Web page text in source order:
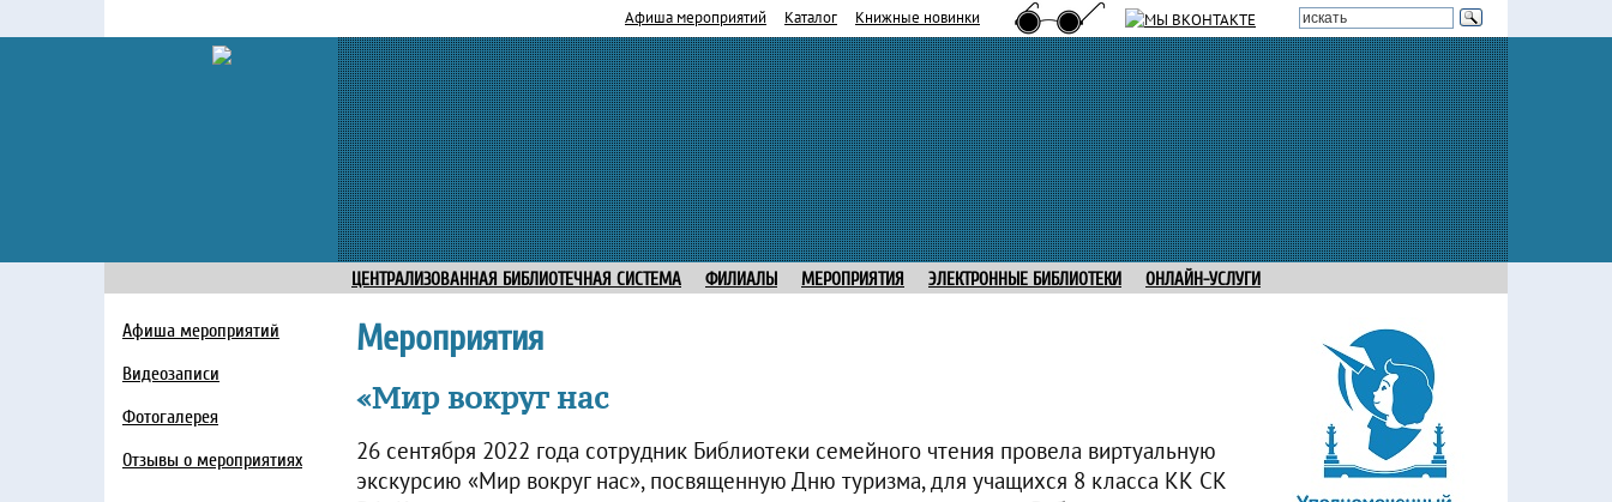
Афиша мероприятий Каталог Книжные новинки
ЦЕНТРАЛИЗОВАННАЯ БИБЛИОТЕЧНАЯ СИСТЕМА ФИЛИАЛЫ МЕРОПРИЯТИЯ ЭЛЕКТРОННЫЕ БИБЛИОТЕКИ ОНЛАЙН-УСЛУГИ
Афиша мероприятий
Видеозаписи
Фотогалерея
Отзывы о мероприятиях
Мероприятия
«Мир вокруг нас
26 сентября 2022 года сотрудник Библиотеки семейного чтения провела виртуальную
экскурсию «Мир вокруг нас», посвященную Дню туризма, для учащихся 8 класса КК СК